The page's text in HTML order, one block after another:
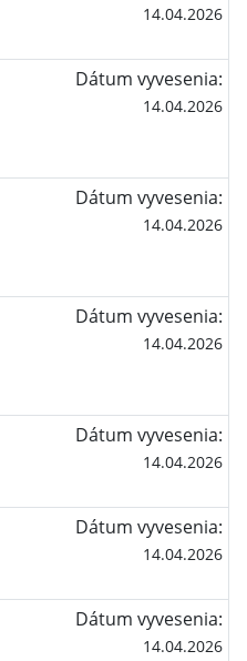
14.04.2026
Dátum vyvesenia:
14.04.2026
Dátum vyvesenia:
14.04.2026
Dátum vyvesenia:
14.04.2026
Dátum vyvesenia:
14.04.2026
Dátum vyvesenia:
14.04.2026
Dátum vyvesenia:
14.04.2026